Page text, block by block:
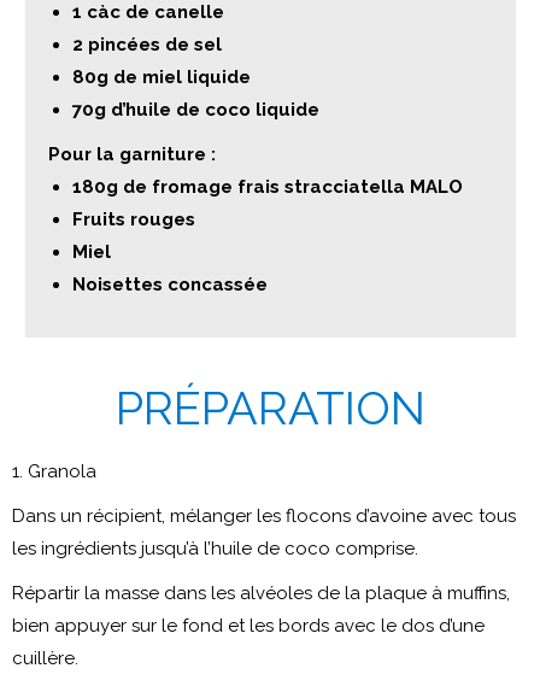
1 càc de canelle
2 pincées de sel
80g de miel liquide
70g d’huile de coco liquide
Pour la garniture :
180g de fromage frais stracciatella MALO
Fruits rouges
Miel
Noisettes concassée
PRÉPARATION
1. Granola
Dans un récipient, mélanger les flocons d’avoine avec tous
les ingrédients jusqu’à l’huile de coco comprise.
Répartir la masse dans les alvéoles de la plaque à muffins,
bien appuyer sur le fond et les bords avec le dos d’une
cuillère.